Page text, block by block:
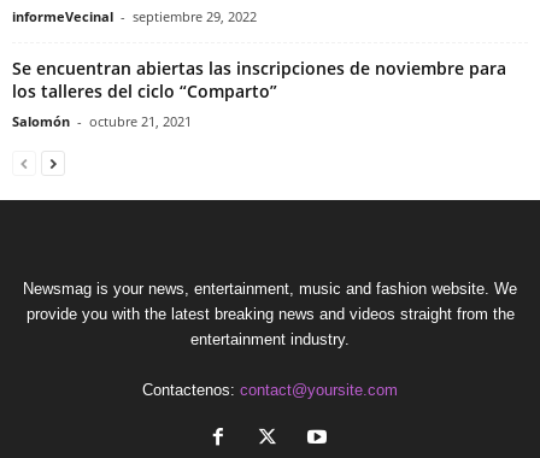
informeVecinal - septiembre 29, 2022
Se encuentran abiertas las inscripciones de noviembre para
los talleres del ciclo “Comparto”
Salomón - octubre 21, 2021
Newsmag is your news, entertainment, music and fashion website. We
provide you with the latest breaking news and videos straight from the
entertainment industry.
Contactenos: contact@yoursite.com